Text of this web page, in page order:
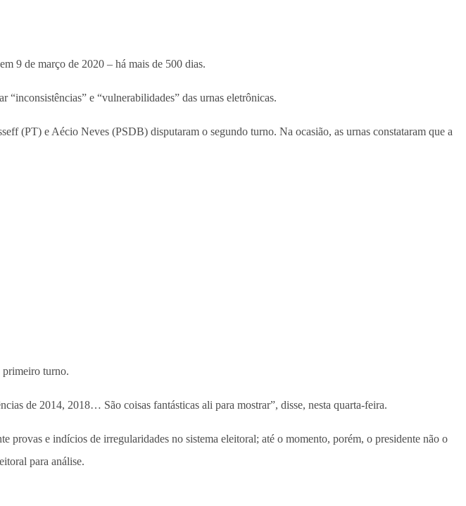
9 de março de 2020 – há mais de 500 dias.
“inconsistências” e “vulnerabilidades” das urnas eletrônicas.
(PT) e Aécio Neves (PSDB) disputaram o segundo turno. Na ocasião, as urnas constataram que a
primeiro turno.
de 2014, 2018… São coisas fantásticas ali para mostrar”, disse, nesta quarta-feira.
e indícios de irregularidades no sistema eleitoral; até o momento, porém, o presidente não o
para análise.